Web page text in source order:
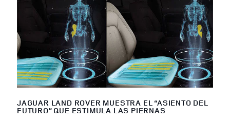
JAGUAR LAND ROVER MUESTRA EL “ASIENTO DEL
FUTURO” QUE ESTIMULA LAS PIERNAS